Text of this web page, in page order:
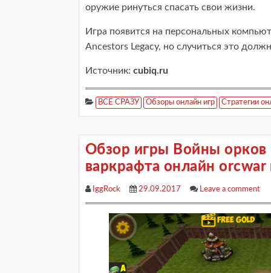
оружие ринуться спасать свои жизни.
Игра появится на персональных
Ancestors Legacy, но случиться это
Источник: cubiq.ru
ВСЕ СРАЗУ Обзоры онлайн игр Стратегии
Обзор игры Войны орков
варкрафта онлайн orcwar
IggRock 29.09.2017 Leave a comment